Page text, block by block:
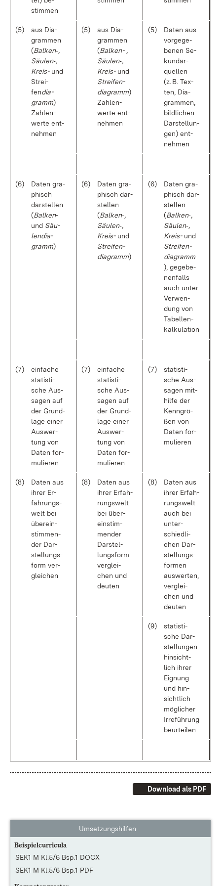
stim­men
(5)
aus Dia­
gram­men
(Bal­ken‑,
Säu­len‑,
Kreis-und
Strei­
fendia­
gramm)
Zah­len­
wer­te ent­
neh­men
(5)
aus Dia­
gram­men
(Bal­ken- ,
Säu­len‑,
Kreis-und
Strei­fen­
dia­gramm)
Zah­len­
wer­te ent­
neh­men
(5)
Da­ten aus
vor­ge­ge­
be­nen Se­
kun­där­
quel­len
(z. B. Tex­
ten, Dia­
gram­men,
bild­li­chen
Dar­stel­lun­
gen) ent­
neh­men
(6)
Da­ten gra­
phisch
dar­stel­len
(Bal­ken-
und Säu­
len­dia­
gramm)
(6)
Da­ten gra­
phisch dar­
stel­len
(Bal­ken‑,
Säu­len‑,
Kreis-und
Strei­fen­
dia­gramm)
(6)
Da­ten gra­
phisch dar­
stel­len
(Bal­ken‑,
Säu­len‑,
Kreis-und
Strei­fen­
dia­gramm
), ge­ge­be­
nen­falls
auch un­ter
Ver­wen­
dung von
Ta­bel­len­
kal­ku­la­ti­on
(7)
ein­fa­che
sta­tis­ti­
sche Aus­
sa­gen auf
der Grund­
la­ge ei­ner
Aus­wer­
tung von
Da­ten for­
mu­lie­ren
(7)
ein­fa­che
sta­tis­ti­
sche Aus­
sa­gen auf
der Grund­
la­ge ei­ner
Aus­wer­
tung von
Da­ten for­
mu­lie­ren
(7)
sta­tis­ti­
sche Aus­
sa­gen mit­
hil­fe der
Kenn­grö­
ßen von
Da­ten for­
mu­lie­ren
(8)
Da­ten aus
ih­rer Er­
fah­rungs­
welt bei
über­ein­
stim­men­
der Dar­
stel­lungs­
form ver­
glei­chen
(8)
Da­ten aus
ih­rer Er­fah­
rungs­welt
bei über­
ein­stim­
men­der
Dar­stel­
lungs­form
ver­glei­
chen und
deu­ten
(8)
Da­ten aus
ih­rer Er­fah­
rungs­welt
auch bei
un­ter­
schied­li­
chen Dar­
stel­lungs­
for­men
aus­wer­ten,
ver­glei­
chen und
deu­ten
(9)
sta­tis­ti­
sche Dar­
stel­lun­gen
hin­sicht­
lich ih­rer
Eig­nung
und hin­
sicht­lich
mög­li­cher
Ir­re­füh­rung
be­ur­tei­len
Download als PDF
Umsetzungshilfen
Beispielcurricula
SEK1 M Kl.5/6 Bsp.1 DOCX
SEK1 M Kl.5/6 Bsp.1 PDF